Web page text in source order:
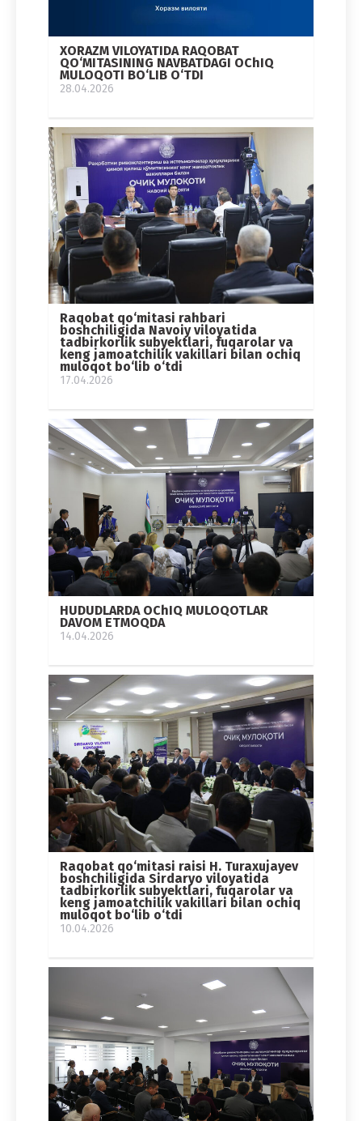
XORAZM VILOYATIDA RAQOBAT
QO‘MITASINING NAVBATDAGI OChIQ
MULOQOTI BO‘LIB O‘TDI
28.04.2026
Raqobat qo‘mitasi rahbari
boshchiligida Navoiy viloyatida
tadbirkorlik subyektlari, fuqarolar va
keng jamoatchilik vakillari bilan ochiq
muloqot bo‘lib o‘tdi
17.04.2026
HUDUDLARDA OChIQ MULOQOTLAR
DAVOM ETMOQDA
14.04.2026
Raqobat qo‘mitasi raisi H. Turaxujayev
boshchiligida Sirdaryo viloyatida
tadbirkorlik subyektlari, fuqarolar va
keng jamoatchilik vakillari bilan ochiq
muloqot bo‘lib o‘tdi
10.04.2026